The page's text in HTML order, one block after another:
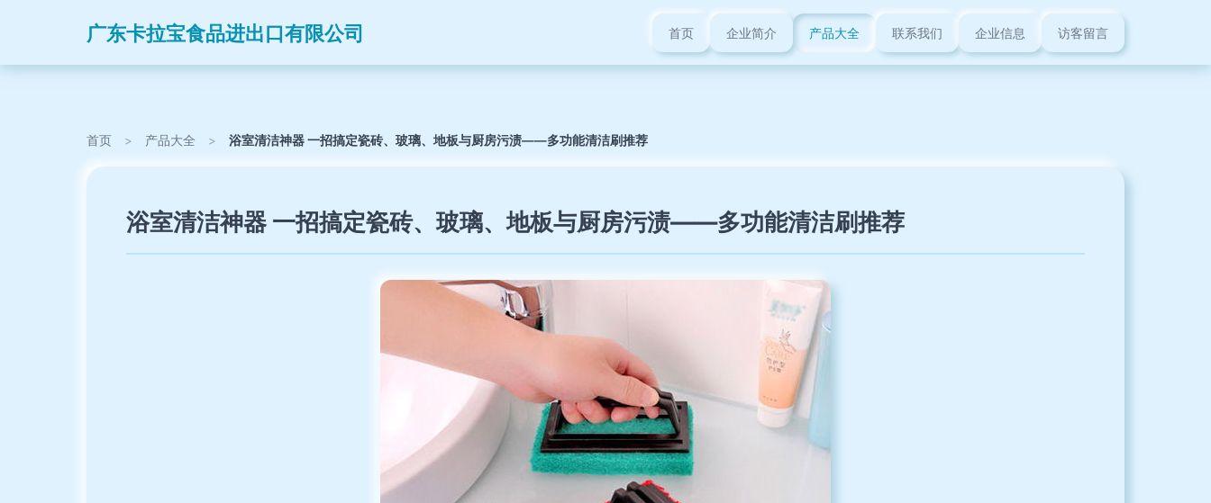
广东卡拉宝食品进出口有限公司 首页 企业简介 产品大全 联系我们 企业信息 访客留言
首页 > 产品大全 > 浴室清洁神器 一招搞定瓷砖、玻璃、地板与厨房污渍——多功能清洁刷推荐
浴室清洁神器 一招搞定瓷砖、玻璃、地板与厨房污渍——多功能清洁刷推荐